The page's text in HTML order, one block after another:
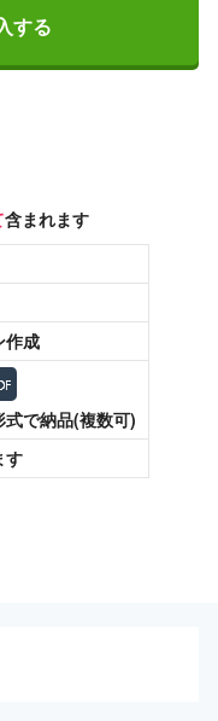
する
含まれます
作成
で納品(複数可)
す